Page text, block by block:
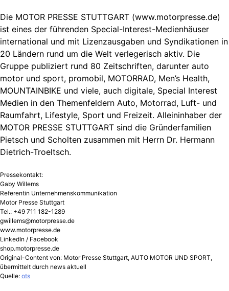
Die MOTOR PRESSE STUTTGART (www.motorpresse.de)
ist eines der führenden Special-Interest-Medienhäuser
international und mit Lizenzausgaben und Syndikationen in
20 Ländern rund um die Welt verlegerisch aktiv. Die
Gruppe publiziert rund 80 Zeitschriften, darunter auto
motor und sport, promobil, MOTORRAD, Men’s Health,
MOUNTAINBIKE und viele, auch digitale, Special Interest
Medien in den Themenfeldern Auto, Motorrad, Luft- und
Raumfahrt, Lifestyle, Sport und Freizeit. Alleininhaber der
MOTOR PRESSE STUTTGART sind die Gründerfamilien
Pietsch und Scholten zusammen mit Herrn Dr. Hermann
Dietrich-Troeltsch.
Pressekontakt:
Gaby Willems
Referentin Unternehmenskommunikation
Motor Presse Stuttgart
Tel.: +49 711 182-1289
gwillems@motorpresse.de
www.motorpresse.de
LinkedIn / Facebook
shop.motorpresse.de
Original-Content von: Motor Presse Stuttgart, AUTO MOTOR UND SPORT,
übermittelt durch news aktuell
Quelle: ots